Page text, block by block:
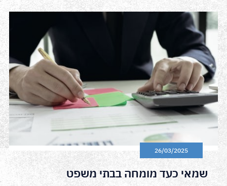
26/03/2025
שמאי כעד מומחה בבתי משפט